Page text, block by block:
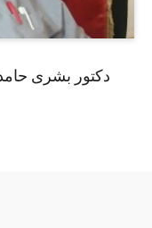
دكتور بشرى